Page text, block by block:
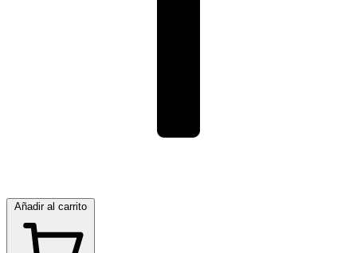
Añadir al carrito